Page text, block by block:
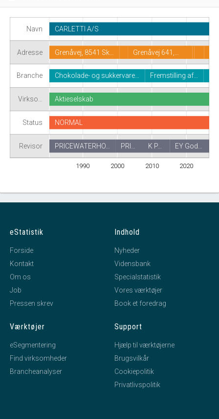
Navn
Adresse
Branche
Virkso…
Status
Revisor
1990 2000 2010 2020
CARLETTI A/S
Grenåvej, 8541 Sk… Grenåvej 641,…
Chokolade- og sukkervare… Fremstilling af…
Aktieselskab
NORMAL
PRI…
PRICEWATERHO… EY God…
K P…
eStatistik
Forside
Kontakt
Om os
Job
Pressen skrev
Indhold
Nyheder
Vidensbank
Specialstatistik
Vores værktøjer
Book et foredrag
Værktøjer
eSegmentering
Find virksomheder
Brancheanalyser
Support
Hjælp til værktøjerne
Brugsvilkår
Cookiepolitik
Privatlivspolitik